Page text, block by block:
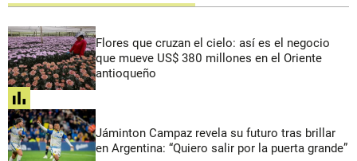
Flores que cruzan el cielo: así es el negocio
que mueve US$ 380 millones en el Oriente
antioqueño
share
Jáminton Campaz revela su futuro tras brillar
en Argentina: “Quiero salir por la puerta grande”